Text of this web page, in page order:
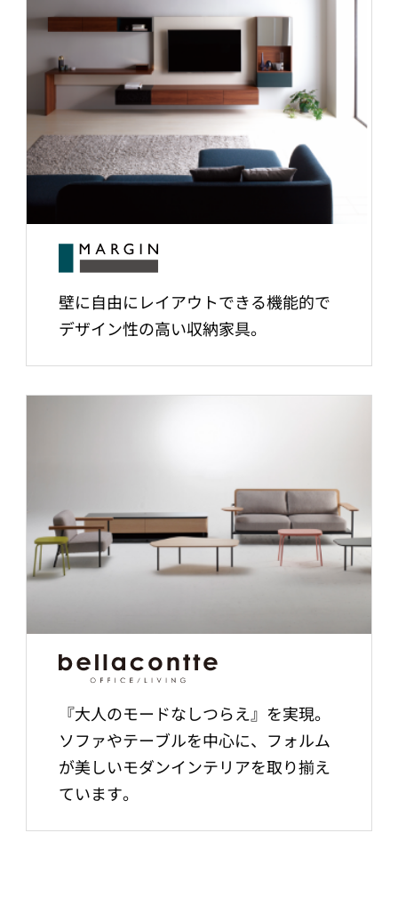
壁に自由にレイアウトできる機能的で
デザイン性の高い収納家具。
『大人のモードなしつらえ』を実現。
ソファやテーブルを中心に、フォルム
が美しいモダンインテリアを取り揃え
ています。